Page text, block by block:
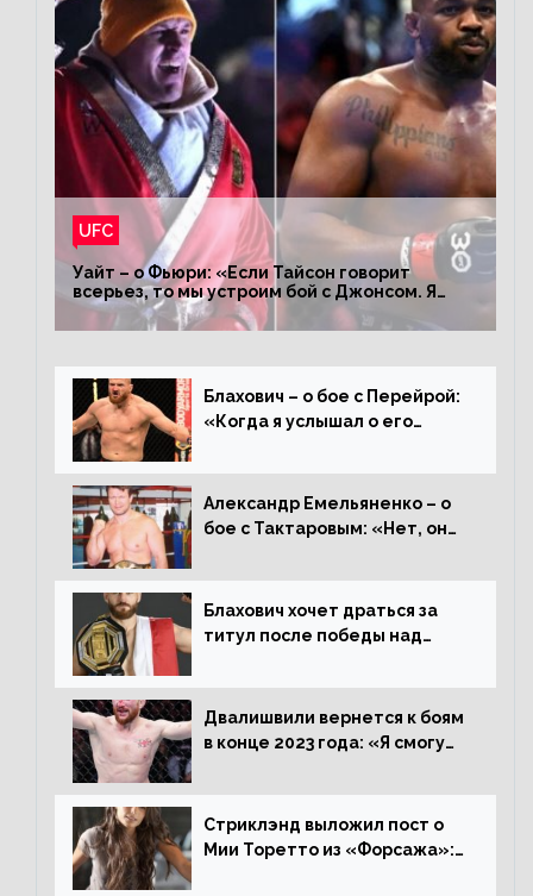
UFC
Уайт – о Фьюри: «Если Тайсон говорит
всерьез, то мы устроим бой с Джонсом. Я
заставил Флойда Мейвезера драться с
Конором»
Блахович – о бое с Перейрой:
«Когда я услышал о его
драться с ним»
Александр Емельяненко – о
бое с Тактаровым: «Нет, он
Блахович хочет драться за
титул после победы над
увезти пояс в Польшу»
Двалишвили вернется к боям
в конце 2023 года: «Я смогу
Стриклэнд выложил пост о
Мии Торетто из «Форсажа»: